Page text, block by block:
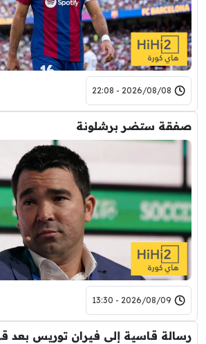
2026/08/08 - 22:08
صفقة ستضر برشلونة
2026/08/09 - 13:30
رسالة قاسية إلى فيران توريس بعد